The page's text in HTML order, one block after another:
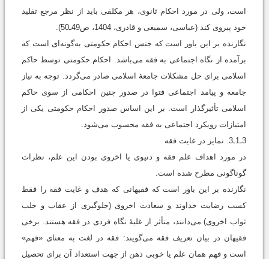
است، ولی در مورد احکام ثانوی، هر مکلفی باید از نظر مرجع تقلید
خود پیروی کند (عباسی، سمیعی و قادری، 1404، ص49ـ50).
نگارنده بر این باور است که جنس احکام حکومتی به‌گونه‌ای است که
برآمده از نگاه اجتماعی به فقه می‌باشد. احکام حکومتی توسط حاکم
اسلامی برای حل مشکلات جامعۀ اسلامی صادر می‌گردد. توجه به نیاز
جامعه و پیامد اجتماعی فتوا در صدور چنین احکامی از سوی حاکم
اسلامی تأثیرگذار است. بر این اساس صدور احکام حکومتی یکی از
امتیازات رویکرد اجتماعی به فقه محسوب می‌شود.
3ـ1ـ3. تمایز در غایت فقه
در مورد اهداف علم فقه و دنیوی یا اخروی بودن این علم، نظرات
گوناگونی مطرح شده است.
نگارنده بر این باور است که فقیهانی که هدف و غایت فقه را فقط
کسب رضایت خداوند و سعادت اخروی (جلوگیری از عقاب و جلب
ثواب اخروی) می‌دانند، متأثر از غلبۀ نگاه فردی در فقه هستند. برخی
فقیهان در بیان تعریف فقه می‌گویند: فقه در لغت به معنای «فهم»
است و فهم همان علم یا خوبی ذهن از جهت استعداد آن برای تحصیل